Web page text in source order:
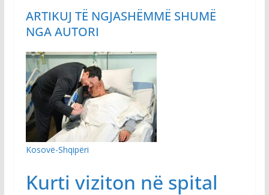
ARTIKUJ TË NGJASHËMMË SHUMË
NGA AUTORI
Kosovë-Shqipëri
Kurti viziton në spital